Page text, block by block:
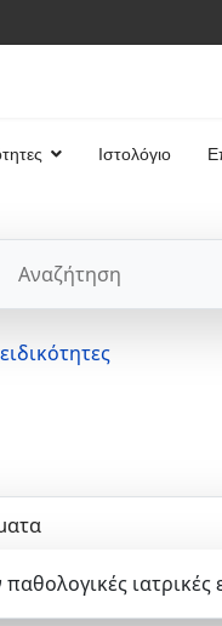
Ιστολόγιο
Αναζήτηση
ιατρικές